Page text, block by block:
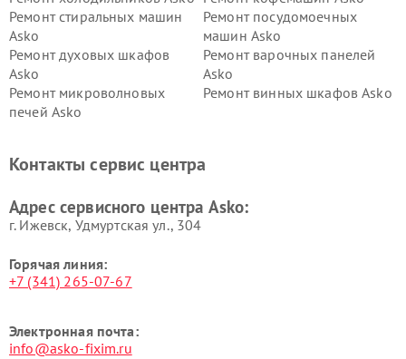
Ремонт стиральных машин
Asko
Ремонт посудомоечных
машин Asko
Ремонт духовых шкафов
Asko
Ремонт варочных панелей
Asko
Ремонт микроволновых
печей Asko
Ремонт винных шкафов Asko
Ремонт подогревателей
Ремонт промышленных
Asko
Контакты сервис центра
Адрес сервисного центра Asko:
г. Ижевск, Удмуртская ул., 304
Горячая линия:
+7 (341) 265-07-67
Электронная почта:
info@asko-fixim.ru